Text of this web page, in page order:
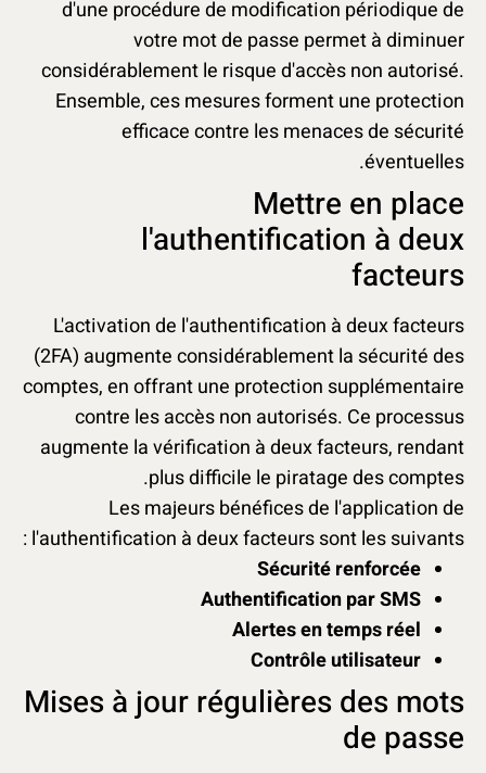
d'une procédure de modification périodique de
votre mot de passe permet à diminuer
considérablement le risque d'accès non autorisé.
Ensemble, ces mesures forment une protection
efficace contre les menaces de sécurité
éventuelles.
Mettre en place
l'authentification à deux
facteurs
L'activation de l'authentification à deux facteurs
(2FA) augmente considérablement la sécurité des
comptes, en offrant une protection supplémentaire
contre les accès non autorisés. Ce processus
augmente la vérification à deux facteurs, rendant
plus difficile le piratage des comptes.
Les majeurs bénéfices de l'application de
l'authentification à deux facteurs sont les suivants :
Sécurité renforcée
Authentification par SMS
Alertes en temps réel
Contrôle utilisateur
Mises à jour régulières des mots
de passe